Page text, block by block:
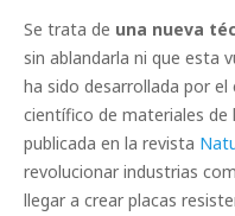
Se trata de una nueva
sin ablandarla ni que esta
ha sido desarrollada por el
científico de materiales de
publicada en la revista
revolucionar industrias
llegar a crear placas